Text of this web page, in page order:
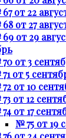
от 22
от 27
от 29
от 3
от 5
от 10
от 12
от 17
№ 75 от 19